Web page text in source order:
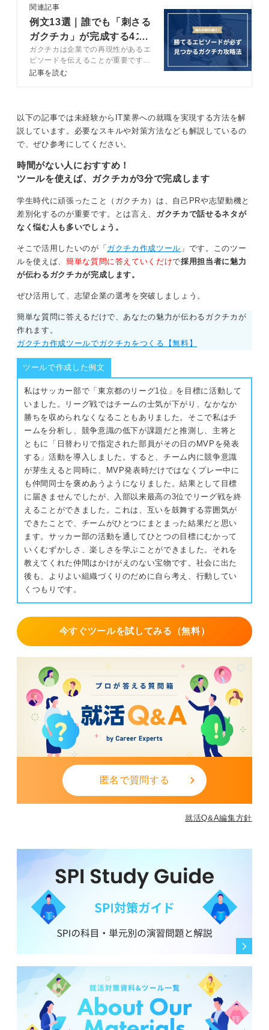
ていくことで、入社後の活躍イメージを面接官に持って
もらえます。
単なるスキルの紹介に留まらず、課題解決のプロセスに
焦点を当てて話してみてください。
関連記事
例文13選｜誰でも「刺さる
ガクチカ」が完成する4ス
テップを解説
ガクチカは企業での再現性があるエ
ピソードを伝えることが重要です。
ガクチカの作成ステップや高評価を
内定を掴み取りましょう。
記事を読む
以下の記事では未経験からIT業界への就職を実現する方法を解
説しています。必要なスキルや対策方法なども解説しているの
で、ぜひ参考にしてください。
時間がない人におすすめ！
ツールを使えば、ガクチカが3分で完成します
学生時代に頑張ったこと（ガクチカ）は、自己PRや志望動機と
差別化するのが重要です。とは言え、 ガクチカで話せるネタが
なく悩む人も多いでしょう。
そこで活用したいのが「 ガクチカ作成ツール 」です。このツー
ルを使えば、 簡単な質問に答えていくだけで採用担当者に魅力
が伝わるガクチカが完成します。
ぜひ活用して、志望企業の選考を突破しましょう。
簡単な質問に答えるだけで、あなたの魅力が伝わるガクチカが
作れます。
ガクチカ作成ツールでガクチカをつくる【無料】
ツールで作成した例文
私はサッカー部で「東京都のリーグ1位」を目標に活動して
いました。リーグ戦ではチームの士気が下がり、なかなか
勝ちを収められなくなることもありました。そこで私はチ
ームを分析し、競争意識の低下が課題だと推測し、主将と
ともに「日替わりで指定された部員がその日のMVPを発表
する」活動を導入しました。すると、チーム内に競争意識
が芽生えると同時に、MVP発表時だけではなくプレー中に
も仲間同士を褒めあうようになりました。結果として目標
に届きませんでしたが、入部以来最高の3位でリーグ戦を終
えることができました。これは、互いを鼓舞する雰囲気が
できたことで、チームがひとつにまとまった結果だと思い
ます。サッカー部の活動を通してひとつの目標にむかって
いくむずかしさ、楽しさを学ぶことができました。それを
教えてくれた仲間はかけがえのない宝物です。社会に出た
後も、よりよい組織づくりのだめに自ら考え、行動してい
くつもりです。
今すぐツールを試してみる（無料）
匿名で質問する
就活Q&A編集方針